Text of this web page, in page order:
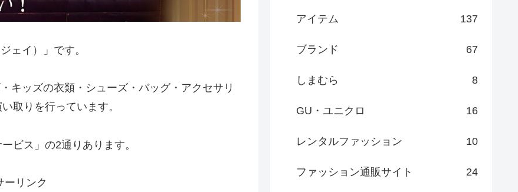
ェイ）」です。
キッズの衣類・シューズ・バッグ・アクセサリ
取りを行っています。
ビス」の2通りあります。
ーリンク
アイテム 137
ブランド 67
しまむら 8
GU・ユニクロ 16
レンタルファッション 10
ファッション通販サイト 24